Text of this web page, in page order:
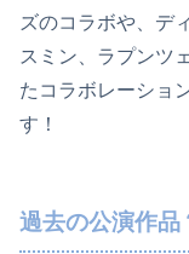
ズのコラボや、デ
スミン、ラプンツ
たコラボレーショ
す！
過去の公演作品